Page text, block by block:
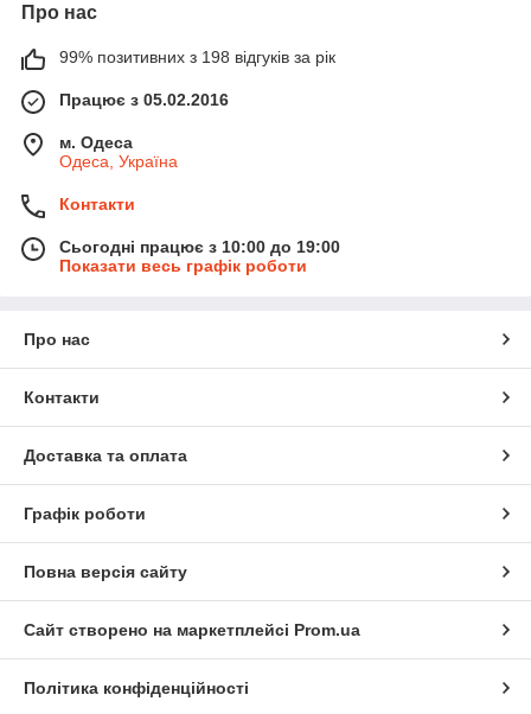
Про нас
99% позитивних з 198 відгуків за рік
Працює з 05.02.2016
м. Одеса
Одеса, Україна
Контакти
Сьогодні працює з 10:00 до 19:00
Показати весь графік роботи
Про нас
Контакти
Доставка та оплата
Графік роботи
Повна версія сайту
Сайт створено на маркетплейсі Prom.ua
Політика конфіденційності